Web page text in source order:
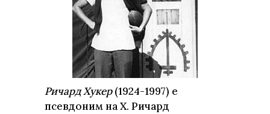
Ричард Хукер(1924-1997) е
псевдоним на Х. Ричард